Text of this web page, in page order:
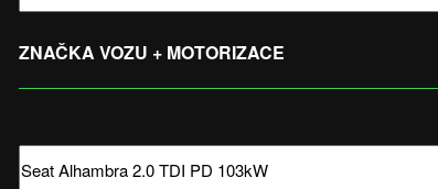
ZNAČKA VOZU + MOTORIZACE